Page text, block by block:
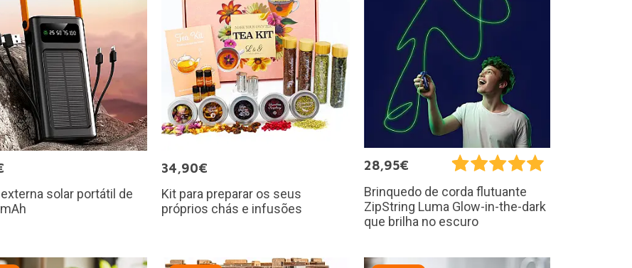
solar portátil de
34,90€
Kit para preparar os seus
próprios chás e infusões
28,95€
Brinquedo de corda flutuante
ZipString Luma Glow-in-the-dark
que brilha no escuro